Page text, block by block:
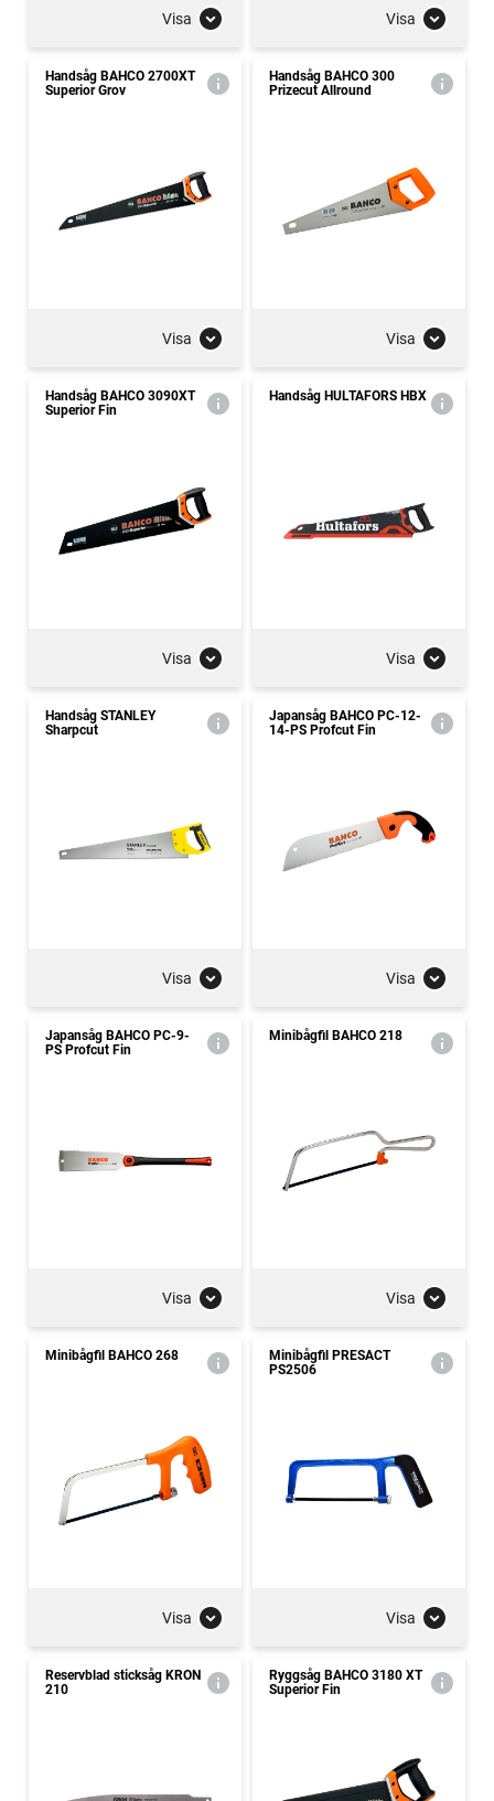
Visa Visa
Handsåg BAHCO 2700XT
Superior Grov
Visa
Handsåg BAHCO 300
Prizecut Allround
Visa
Handsåg BAHCO 3090XT
Superior Fin
Visa
Handsåg HULTAFORS HBX
Visa
Handsåg STANLEY
Sharpcut
Visa
Japansåg BAHCO PC-12-
14-PS Profcut Fin
Visa
Japansåg BAHCO PC-9-
PS Profcut Fin
Visa
Minibågfil BAHCO 218
Visa
Minibågfil BAHCO 268
Visa
Minibågfil PRESACT
PS2506
Visa
Reservblad sticksåg KRON
210
Ryggsåg BAHCO 3180 XT
Superior Fin